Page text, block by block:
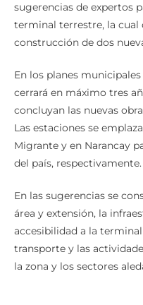
sugerencias de expertos
terminal terrestre, la cual
construcción de dos
En los planes
cerrará en máximo tres
concluyan las nuevas
Las estaciones se
Migrante y en Narancay
del país, respectivamente.
En las sugerencias se
área y extensión, la
accesibilidad a la
transporte y las
la zona y los sectores